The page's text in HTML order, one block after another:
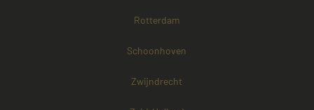
Rotterdam
Schoonhoven
Zwijndrecht